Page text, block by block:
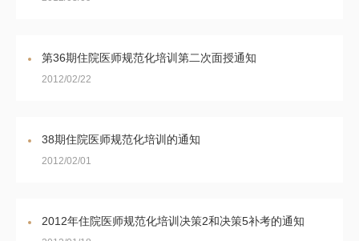
第36期住院医师规范化培训第二次面授通知
2012/02/22
38期住院医师规范化培训的通知
2012/02/01
2012年住院医师规范化培训决策2和决策5补考的通知